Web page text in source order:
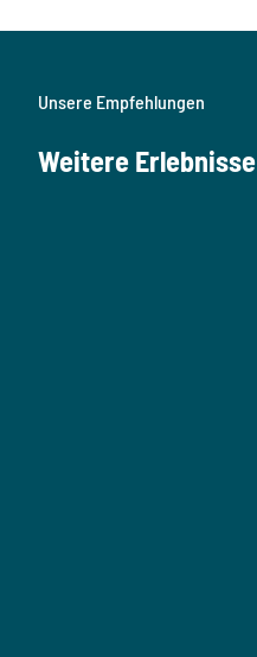
Unsere Empfehlungen
Weitere Erlebnisse